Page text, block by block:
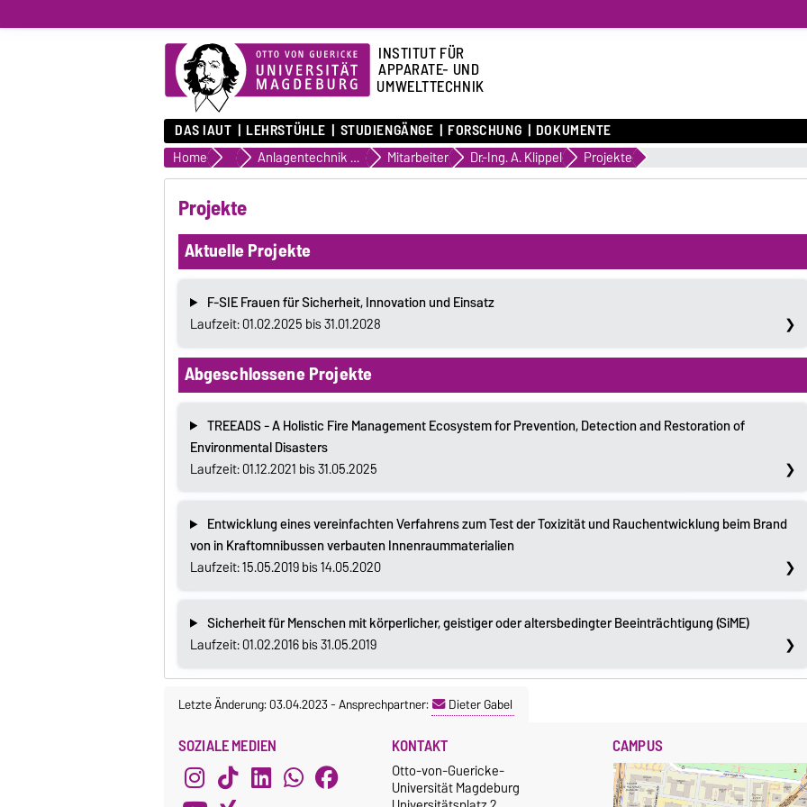
INSTITUT FÜR
APPARATE- UND
UMWELTTECHNIK
DAS IAUT LEHRSTÜHLE STUDIENGÄNGE FORSCHUNG DOKUMENTE
Home Lehrstühle Anlagentechnik und Anlagensicherheit Mitarbeiter Dr.-Ing. A. Klippel Projekte
Projekte
Aktuelle Projekte
F-SIE Frauen für Sicherheit, Innovation und Einsatz
Laufzeit: 01.02.2025 bis 31.01.2028
Abgeschlossene Projekte
TREEADS - A Holistic Fire Management Ecosystem for Prevention, Detection and Restoration of
Environmental Disasters
Laufzeit: 01.12.2021 bis 31.05.2025
Entwicklung eines vereinfachten Verfahrens zum Test der Toxizität und Rauchentwicklung beim Brand
von in Kraftomnibussen verbauten Innenraummaterialien
Laufzeit: 15.05.2019 bis 14.05.2020
Sicherheit für Menschen mit körperlicher, geistiger oder altersbedingter Beeinträchtigung (SiME)
Laufzeit: 01.02.2016 bis 31.05.2019
Letzte Änderung: 03.04.2023-Ansprechpartner: Dieter Gabel
SOZIALE MEDIEN KONTAKT
Otto-von-Guericke-
Universität Magdeburg
CAMPUS